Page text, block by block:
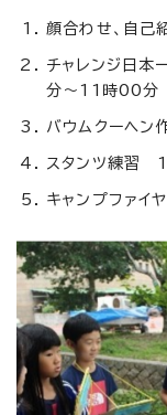
顔合わせ、自
チャレンジ日
分～11時00分
バウムクーヘ
スタンツ練習
キャンプファ